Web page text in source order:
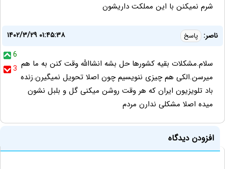
شرم نمیکنن با این مملکت داریشون
ناصر: پاسخ
۱۴۰۲/۳/۲۹ ۰۱:۴۵:۳۸
6
3 سلام.مشکلات بقیه کشورها حل بشه انشاالله وقت کنن به ما هم
میرسن.الکی هم چیزی ننویسیم چون اصلا تحویل نمیگیرن.زنده
باد تلویزیون ایران که هر وقت روشن میکنی گل و بلبل نشون
میده اصلا مشکلی ندارن مردم
افزودن دیدگاه